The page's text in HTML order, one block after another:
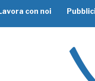
con noi